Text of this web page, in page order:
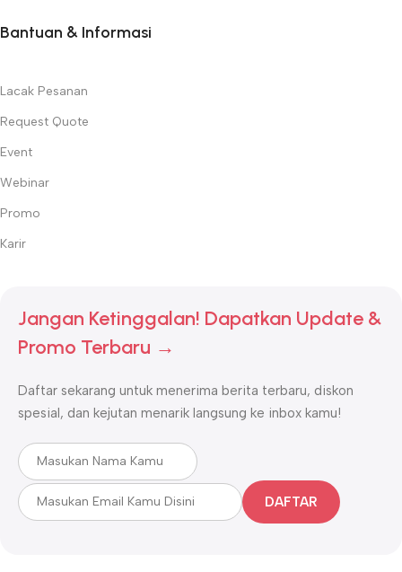
Bantuan & Informasi
Lacak Pesanan
Request Quote
Event
Webinar
Promo
Karir
Jangan Ketinggalan! Dapatkan Update &
Promo Terbaru →
Daftar sekarang untuk menerima berita terbaru, diskon
spesial, dan kejutan menarik langsung ke inbox kamu!
DAFTAR